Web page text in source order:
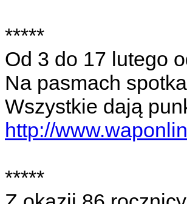
*****
Od 3 do 17 lutego
Na pasmach
Wszystkie dają
http://
*****